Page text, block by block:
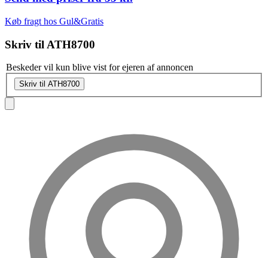
Køb fragt hos Gul&Gratis
Skriv til ATH8700
Beskeder vil kun blive vist for ejeren af annoncen
Skriv til ATH8700